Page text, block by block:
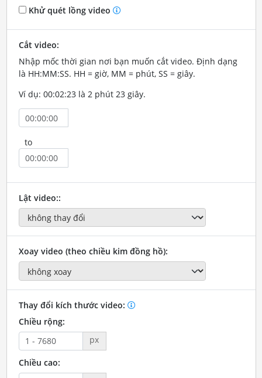
Khử quét lồng video
Cắt video:
Nhập mốc thời gian nơi bạn muốn cắt video. Định dạng
là HH:MM:SS. HH = giờ, MM = phút, SS = giây.
Ví dụ: 00:02:23 là 2 phút 23 giây.
to
Lật video::
Xoay video (theo chiều kim đồng hồ):
Thay đổi kích thước video:
Chiều rộng:
px
Chiều cao: